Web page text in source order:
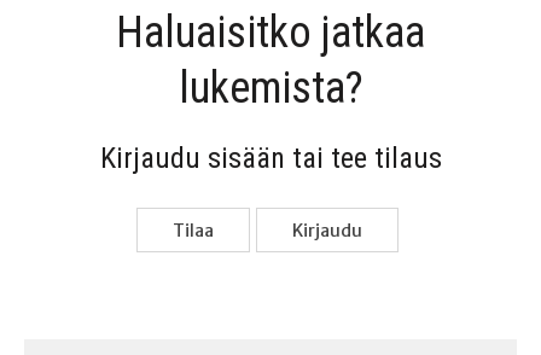
Haluai­sit­ko jat­kaa
lukemista?
Kir­jau­du sisään tai tee tilaus
Tilaa Kir­jau­du